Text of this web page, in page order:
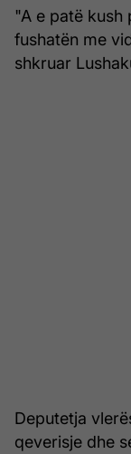
"A e patë kush
fushatën me
shkruar
Deputetja
qeverisje dhe